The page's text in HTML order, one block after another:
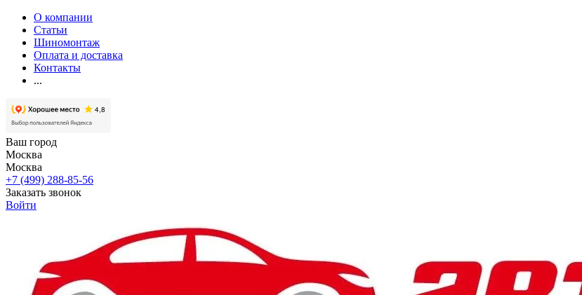
О компании
Статьи
Шиномонтаж
Оплата и доставка
Контакты
...
Ваш город
Москва
Москва
+7 (499) 288-85-56
Заказать звонок
Войти